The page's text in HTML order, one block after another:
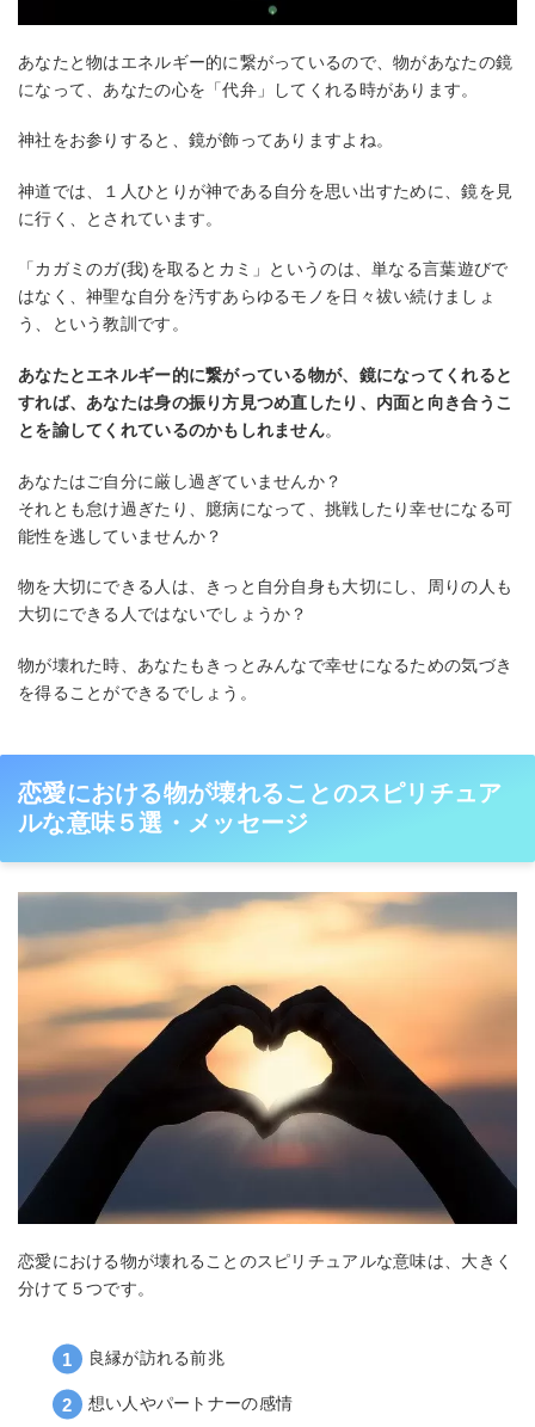
あなたと物はエネルギー的に繋がっているので、物があなたの鏡
になって、あなたの心を「代弁」してくれる時があります。
神社をお参りすると、鏡が飾ってありますよね。
神道では、１人ひとりが神である自分を思い出すために、鏡を見
に行く、とされています。
「カガミのガ(我)を取るとカミ」というのは、単なる言葉遊びで
はなく、神聖な自分を汚すあらゆるモノを日々祓い続けましょ
う、という教訓です。
あなたとエネルギー的に繋がっている物が、鏡になってくれると
すれば、あなたは身の振り方見つめ直したり、内面と向き合うこ
とを諭してくれているのかもしれません。
あなたはご自分に厳し過ぎていませんか？
それとも怠け過ぎたり、臆病になって、挑戦したり幸せになる可
能性を逃していませんか？
物を大切にできる人は、きっと自分自身も大切にし、周りの人も
大切にできる人ではないでしょうか？
物が壊れた時、あなたもきっとみんなで幸せになるための気づき
を得ることができるでしょう。
恋愛における物が壊れることのスピリチュア
ルな意味５選・メッセージ
恋愛における物が壊れることのスピリチュアルな意味は、大きく
分けて５つです。
良縁が訪れる前兆
想い人やパートナーの感情